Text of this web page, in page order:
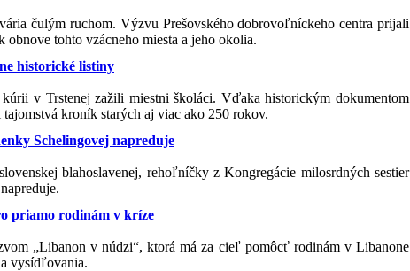
čulým ruchom. Výzvu Prešovského dobrovoľníckeho centra prijali
tohto vzácneho miesta a jeho okolia.
historické listiny
v Trstenej zažili miestni školáci. Vďaka historickým dokumentom
kroník starých aj viac ako 250 rokov.
Schelingovej napreduje
blahoslavenej, rehoľníčky z Kongregácie milosrdných sestier
priamo rodinám v kríze
„Libanon v núdzi“, ktorá má za cieľ pomôcť rodinám v Libanone
vysídľovania.